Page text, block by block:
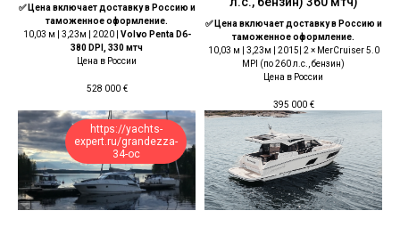
✅ Цена включает доставку в Россию и
таможенное оформление.
10,03 м | 3,23м | 2020 | Volvo Penta D6-
380 DPI, 330 мтч
Цена в России
528 000 €
✅ Цена включает доставку в Россию и
таможенное оформление.
10,03 м | 3,23м | 2015| 2 × MerCruiser 5.0
MPI (по 260 л.с., бензин)
Цена в России
395 000 €
https://yachts-
expert.ru/grandezza-
34-oc